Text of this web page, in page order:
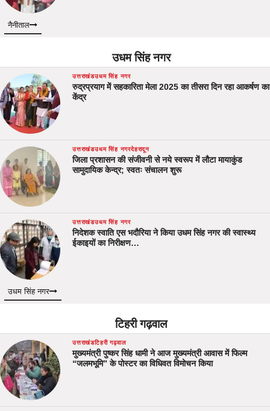
नैनीताल
उधम सिंह नगर
उत्तराखंडउधम सिंह नगर
रुद्रप्रयाग में सहकारिता मेला 2025 का तीसरा दिन रहा आकर्षण का
केंद्र
उत्तराखंडउधम सिंह नगरदेहरादून
जिला प्रशासन की संजीवनी से नये स्वरूप में लौटा मायाकुंड
सामुदायिक केन्द्र; स्वतः संचालन शुरू
उत्तराखंडउधम सिंह नगर
निदेशक स्वाति एस भदौरिया ने किया उधम सिंह नगर की स्वास्थ्य
ईकाइयों का निरीक्षण…
उधम सिंह नगर
टिहरी गढ़वाल
उत्तराखंडटिहरी गढ़वाल
मुख्यमंत्री पुष्कर सिंह धामी ने आज मुख्यमंत्री आवास में फिल्म
“जलमभूमि” के पोस्टर का विधिवत विमोचन किया